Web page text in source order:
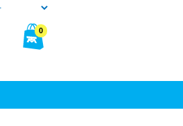
0